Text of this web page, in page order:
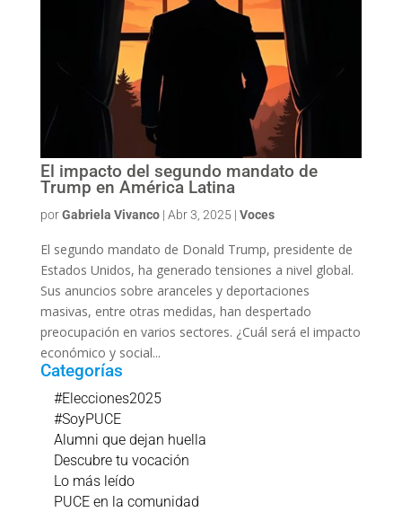
El impacto del segundo mandato de
Trump en América Latina
porGabriela Vivanco| Abr 3, 2025 | Voces
El segundo mandato de Donald Trump, presidente de
Estados Unidos, ha generado tensiones a nivel global.
Sus anuncios sobre aranceles y deportaciones
masivas, entre otras medidas, han despertado
preocupación en varios sectores. ¿Cuál será el impacto
económico y social...
Categorías
#Elecciones2025
#SoyPUCE
Alumni que dejan huella
Descubre tu vocación
Lo más leído
PUCE en la comunidad